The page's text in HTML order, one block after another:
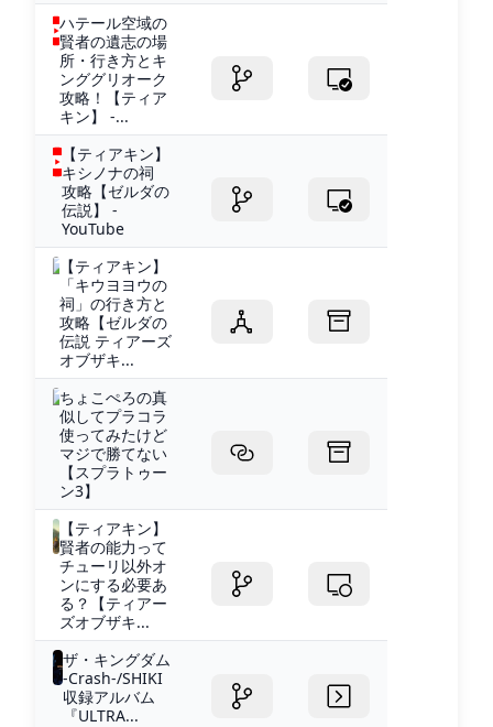
ハテール空域の
賢者の遺志の場
所・行き方とキ
ンググリオーク
攻略！【ティア
キン】 -...
【ティアキン】
キシノナの祠
攻略【ゼルダの
伝説】 -
YouTube
【ティアキン】
「キウヨヨウの
祠」の行き方と
攻略【ゼルダの
伝説 ティアーズ
オブザキ...
ちょこぺろの真
似してプラコラ
使ってみたけど
マジで勝てない
【スプラトゥー
ン3】
【ティアキン】
賢者の能力って
チューリ以外オ
ンにする必要あ
る？【ティアー
ズオブザキ...
ザ・キングダム
-Crash-/SHIKI
収録アルバム
『ULTRA...